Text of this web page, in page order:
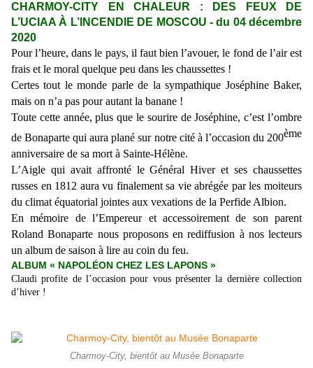
CHARMOY-CITY EN CHALEUR : DES FEUX DE
L’UCIAA À L’INCENDIE DE MOSCOU - du 04 décembre
2020
Pour l’heure, dans le pays, il faut bien l’avouer, le fond de l’air est
frais et le moral quelque peu dans les chaussettes !
Certes tout le monde parle de la sympathique Joséphine Baker,
mais on n’a pas pour autant la banane !
Toute cette année, plus que le sourire de Joséphine, c’est l’ombre
de Bonaparte qui aura plané sur notre cité à l’occasion du 200ème
anniversaire de sa mort à Sainte-Hélène.
L’Aigle qui avait affronté le Général Hiver et ses chaussettes
russes en 1812 aura vu finalement sa vie abrégée par les moiteurs
du climat équatorial jointes aux vexations de la Perfide Albion.
En mémoire de l’Empereur et accessoirement de son parent
Roland Bonaparte nous proposons en rediffusion à nos lecteurs
un album de saison à lire au coin du feu.
ALBUM « NAPOLÉON CHEZ LES LAPONS »
Claudi profite de l’occasion pour vous présenter la dernière collection
d’hiver !
Charmoy-City, bientôt au Musée Bonaparte